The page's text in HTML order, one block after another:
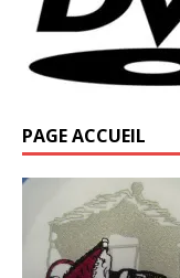
PAGE ACCUEIL